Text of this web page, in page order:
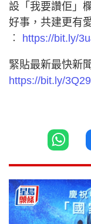
設「我要讚佢」
好事，共建更有
︰ https://bit.ly/
緊貼最新最快新
https://bit.ly/